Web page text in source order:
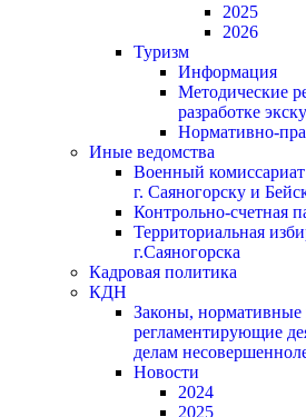
2025
2026
Туризм
Информация
Методические
разработке
Нормативно-
Иные ведомства
Военный
г. Саяногорску и
Контрольно-счетная
Территориальная
г.Саяногорска
Кадровая политика
КДН
Законы, нормативные
регламентирующие
делам
Новости
2024
2025